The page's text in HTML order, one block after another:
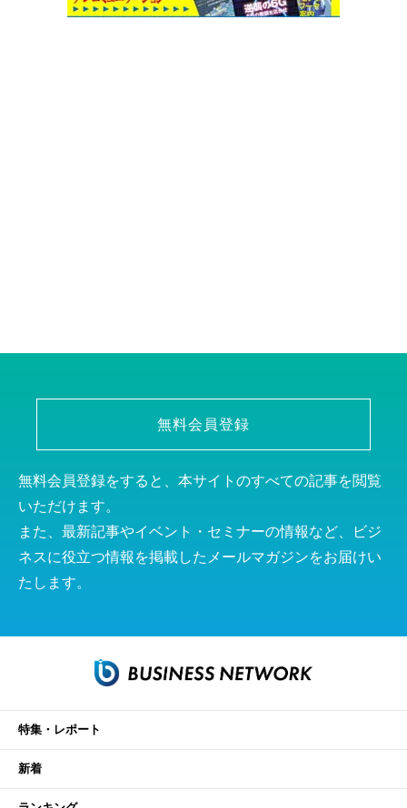
無料会員登録
無料会員登録をすると、本サイトのすべての記事を閲覧
いただけます。
また、最新記事やイベント・セミナーの情報など、ビジ
ネスに役立つ情報を掲載したメールマガジンをお届けい
たします。
特集・レポート
新着